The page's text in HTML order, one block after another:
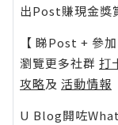
出Post賺現金獎
【 睇Post + 參
瀏覽更多社群 打
攻略及 活動情報
U Blog開咗